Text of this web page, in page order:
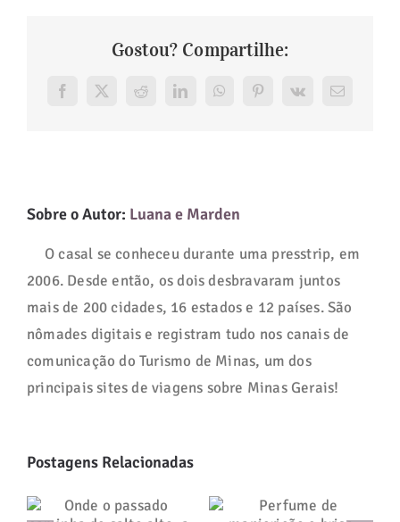
Gostou? Compartilhe:
Facebook
X Reddit LinkedInWhatsAppPinterest
Vk
E-
Sobre o Autor: Luana e Marden
O casal se conheceu durante uma presstrip, em
2006. Desde então, os dois desbravaram juntos
mais de 200 cidades, 16 estados e 12 países. São
nômades digitais e registram tudo nos canais de
comunicação do Turismo de Minas, um dos
principais sites de viagens sobre Minas Gerais!
Postagens Relacionadas
caminha de
Perfume de